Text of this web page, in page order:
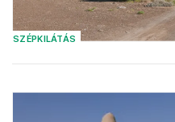
SZÉPKILÁTÁS